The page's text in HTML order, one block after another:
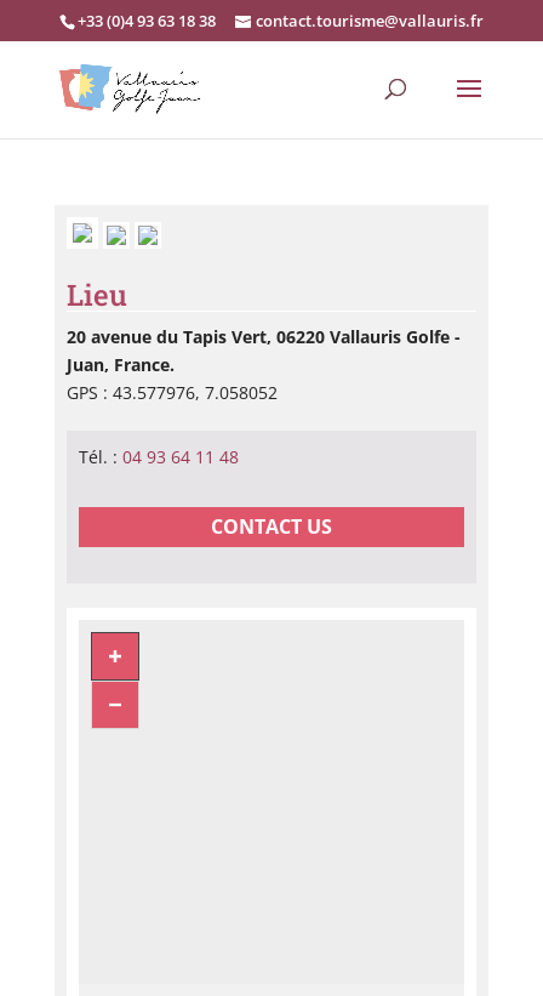
+33 (0)4 93 63 18 38 contact.tourisme@vallauris.fr
Lieu
20 avenue du Tapis Vert, 06220 Vallauris Golfe -
Juan, France.
GPS : 43.577976, 7.058052
Tél. : 04 93 64 11 48
CONTACT US